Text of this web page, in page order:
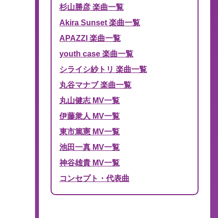
杉山勝彦 楽曲一覧
Akira Sunset 楽曲一覧
APAZZI 楽曲一覧
youth case 楽曲一覧
シライシ紗トリ 楽曲一覧
丸谷マナブ 楽曲一覧
丸山健志 MV一覧
伊藤衆人 MV一覧
東市篤憲 MV一覧
池田一真 MV一覧
神谷雄貴 MV一覧
コンセプト・代表曲